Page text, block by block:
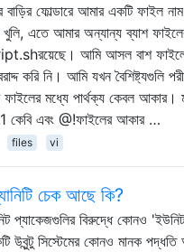
ফোল্ডারে আমার একটি ফাইল
এতে আমার অন্যান্য ব্যাশ
আমি আসল বাশ ফাইলে
করি নি। আমি যখন বৈশিষ্ট্যগুলি
ফাইলের মধ্যে পার্থক্য কেবল আকার।
কেবি এবং @!ফাইলের আকার …
files vi
চেক আছে কি?
প্যাকেজগুলির বিরুদ্ধে কোনও
উবুন্টু সিস্টেমের কোনও মানক